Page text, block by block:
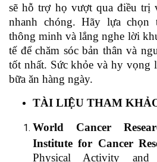
sẽ hỗ trợ họ vượt qua điều trị
nhanh chóng. Hãy lựa chọn
thông minh và lắng nghe lời
tế để chăm sóc bản thân và
tốt nhất. Sức khỏe và hy vọng
bữa ăn hàng ngày.
TÀI LIỆU THAM
World Cancer
Institute for Cancer
Physical Activity